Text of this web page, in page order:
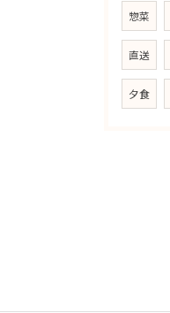
惣菜
直送
夕食